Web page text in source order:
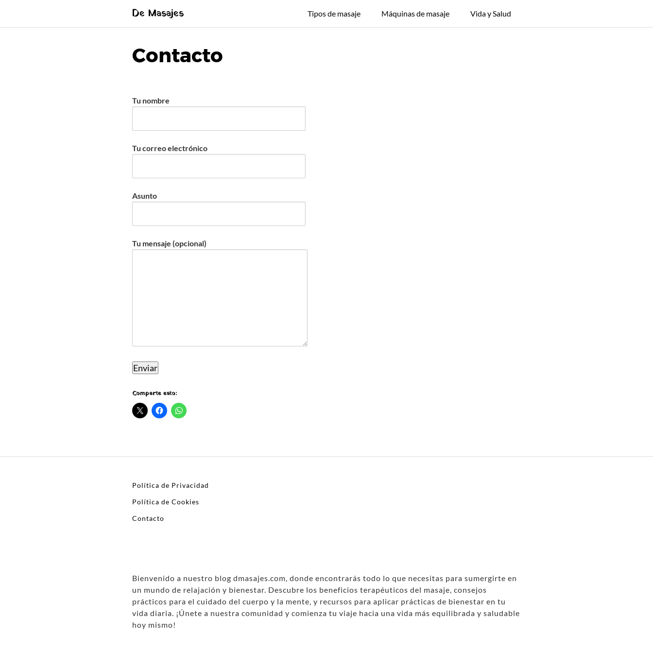
contenido
De Masajes Tipos de masaje Máquinas de masaje Vida y Salud
Contacto
Tu nombre
Tu correo electrónico
Asunto
Tu mensaje (opcional)
Comparte esto:
Política de Privacidad
Política de Cookies
Contacto
Bienvenido a nuestro blog dmasajes.com, donde encontrarás todo lo que necesitas para sumergirte en
un mundo de relajación y bienestar. Descubre los beneficios terapéuticos del masaje, consejos
prácticos para el cuidado del cuerpo y la mente, y recursos para aplicar prácticas de bienestar en tu
vida diaria. ¡Únete a nuestra comunidad y comienza tu viaje hacia una vida más equilibrada y saludable
hoy mismo!